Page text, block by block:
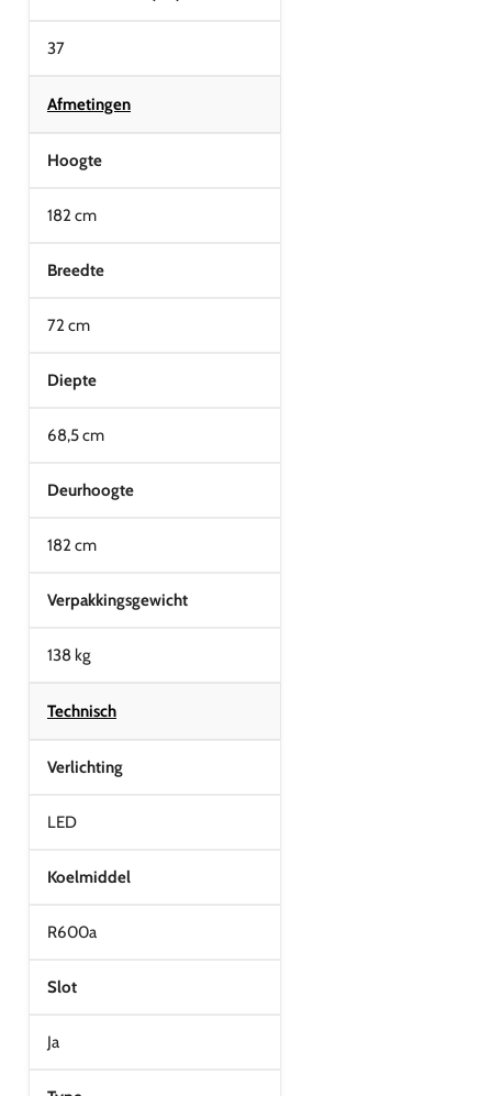
37
Afmetingen
Hoogte
182 cm
Breedte
72 cm
Diepte
68,5 cm
Deurhoogte
182 cm
Verpakkingsgewicht
138 kg
Technisch
Verlichting
LED
Koelmiddel
R600a
Slot
Ja